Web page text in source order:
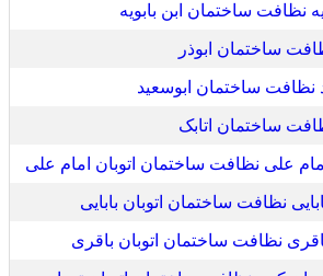
نظافت ساختمان ابن بابویه
ساختمان ابوذر
نظافت ساختمان ابوسعید
ساختمان اتابک
علی نظافت ساختمان اتوبان امام علی
نظافت ساختمان اتوبان بابایی
نظافت ساختمان اتوبان باقری